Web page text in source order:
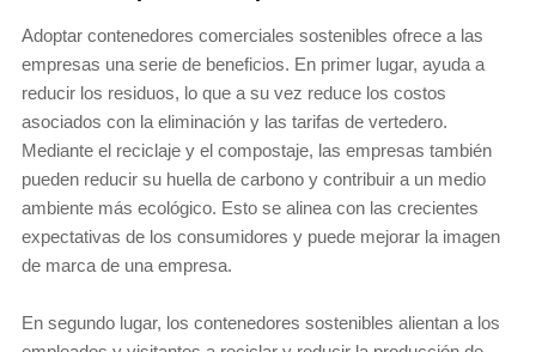
Adoptar contenedores comerciales sostenibles ofrece a las
empresas una serie de beneficios. En primer lugar, ayuda a
reducir los residuos, lo que a su vez reduce los costos
asociados con la eliminación y las tarifas de vertedero.
Mediante el reciclaje y el compostaje, las empresas también
pueden reducir su huella de carbono y contribuir a un medio
ambiente más ecológico. Esto se alinea con las crecientes
expectativas de los consumidores y puede mejorar la imagen
de marca de una empresa.
En segundo lugar, los contenedores sostenibles alientan a los